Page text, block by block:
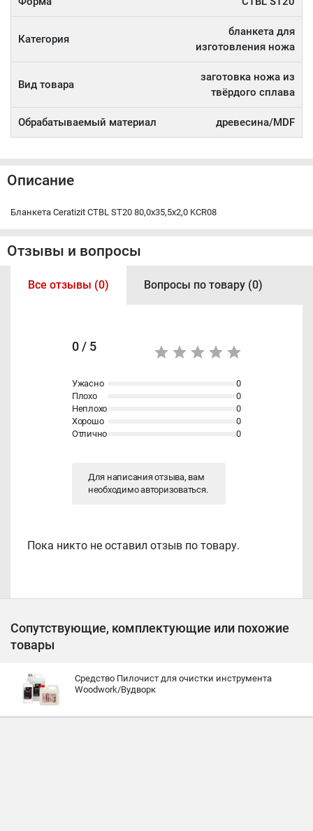
Категория
бланкета для
изготовления ножа
Вид товара
заготовка ножа из
твёрдого сплава
Обрабатываемый материал древесина/MDF
Описание
Бланкета Ceratizit CTBL ST20 80,0x35,5x2,0 KCR08
Отзывы и вопросы
Все отзывы (0) Вопросы по товару (0)
Пока никто не оставил отзыв по товару.
0 / 5
Ужасно
0
Плохо
0
Неплохо
0
Хорошо
0
Отлично
0
Для написания отзыва, вам
необходимоавторизоваться.
Сопутствующие, комплектующие или похожие
товары
Средство Пилочист для очистки инструмента
Woodwork/Вудворк